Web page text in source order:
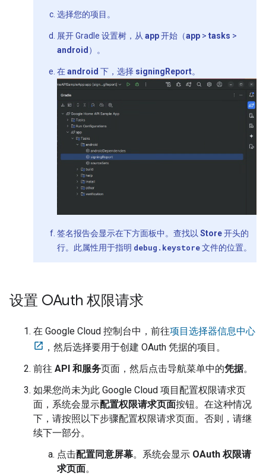
选择您的项目。
展开 Gradle 设置树，从 app开始（app > tasks >
android ）。
在android 下，选择 signingReport。
签名报告会显示在下方面板中。查找以 Store开头的
行。此属性用于指明 debug.keystore文件的位置。
设置 OAuth 权限请求
在 Google Cloud 控制台中，前往项目选择器信息中心
，然后选择要用于创建 OAuth 凭据的项目。
前往 API 和服务页面，然后点击导航菜单中的凭据。
如果您尚未为此 Google Cloud 项目配置权限请求页
面，系统会显示配置权限请求页面按钮。在这种情况
下，请按照以下步骤配置权限请求页面。否则，请继
续下一部分。
点击配置同意屏幕。系统会显示 OAuth 权限请
求页面。